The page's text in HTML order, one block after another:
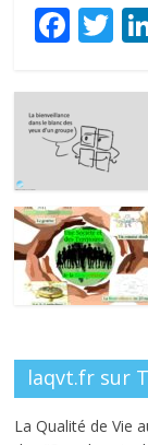
F
e
b
o
o
k
T
itt
er
laqvt.fr sur
La Qualité de Vie